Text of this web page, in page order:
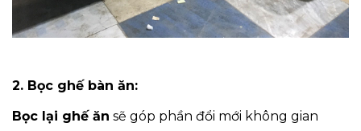
2. Bọc ghế bàn ăn:
Bọc lại ghế ăn sẽ góp phần đổi mới không gian